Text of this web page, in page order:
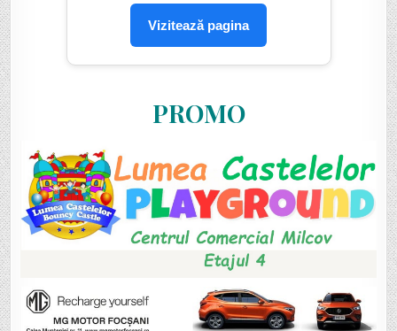
Vizitează pagina
PROMO